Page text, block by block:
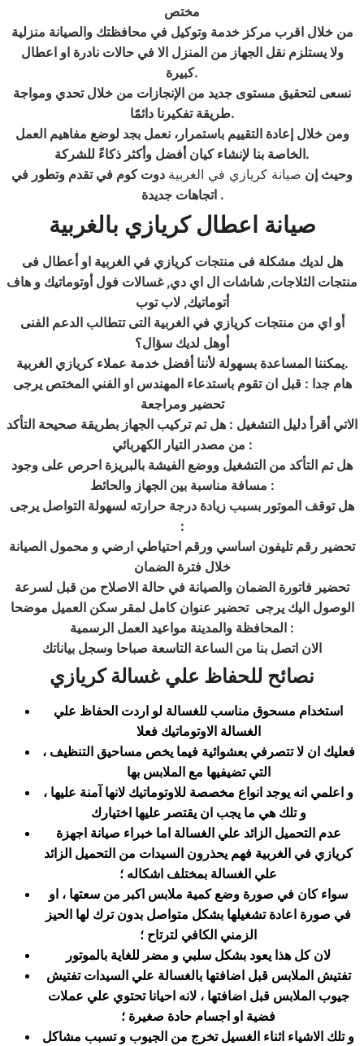
مختص
من خلال اقرب مركز خدمة وتوكيل في محافظتك والصيانة منزلية
ولا يستلزم نقل الجهاز من المنزل الا في حالات نادرة او اعطال
كبيرة.
نسعى لتحقيق مستوى جديد من الإنجازات من خلال تحدي ومواجة
طريقة تفكيرنا دائمًا.
ومن خلال إعادة التقييم باستمرار، نعمل بجد لوضع مفاهيم العمل
الخاصة بنا لإنشاء كيان أفضل وأكثر ذكاءً للشركة.
وحيث إن صيانة كريازي في الغربية دوت كوم في تقدم وتطور في
اتجاهات جديدة .
صيانة اعطال كريازي بالغربية
هل لديك مشكلة فى منتجات كريازي في الغربية او أعطال فى
منتجات الثلاجات, شاشات ال اي دي, غسالات فول أوتوماتيك و هاف
أتوماتيك, لاب توب
أو اي من منتجات كريازي في الغربية التى تتطالب الدعم الفنى
أوهل لديك سؤال؟
يمكننا المساعدة بسهولة لأننا أفضل خدمة عملاء كريازي الغربية.
هام جدا : قبل ان تقوم باستدعاء المهندس او الفني المختص يرجى
تحضير ومراجعة
الاتي أقرأ دليل التشغيل : هل تم تركيب الجهاز بطريقة صحيحة التأكد
من مصدر التيار الكهربائي :
هل تم التأكد من التشغيل ووضع الفيشة بالبريزة احرص على وجود
مسافة مناسبة بين الجهاز والحائط :
هل توقف الموتور بسبب زيادة درجة حرارته لسهولة التواصل يرجى
:
تحضير رقم تليفون اساسي ورقم احتياطي ارضي و محمول الصيانة
خلال فترة الضمان
تحضير فاتورة الضمان والصيانة في حالة الاصلاح من قبل لسرعة
الوصول اليك يرجى تحضير عنوان كامل لمقر سكن العميل موضحا
المحافظة والمدينة مواعيد العمل الرسمية :
الان اتصل بنا من الساعة التاسعة صباحا وسجل بياناتك
نصائح للحفاظ علي غسالةكريازي
استخدام مسحوق مناسب للغسالة لو اردت الحفاظ علي
الغسالة الاوتوماتيك فعلا
، فعليك ان لا تتصرفي بعشوائية فيما يخص مساحيق التنظيف
التي تضيفيها مع الملابس بها
و اعلمي انه يوجد انواع مخصصة للاوتوماتيك لانها آمنة عليها ،
و تلك هي ما يجب ان يقتصر عليها اختيارك
عدم التحميل الزائد علي الغسالة اما خبراء صيانة اجهزة
كريازي في الغربية فهم يحذرون السيدات من التحميل الزائد
علي الغسالة بمختلف اشكاله ؛
سواء كان في صورة وضع كمية ملابس اكبر من سعتها ، او
في صورة اعادة تشغيلها بشكل متواصل بدون ترك لها الحيز
الزمني الكافي لترتاح ؛
لان كل هذا يعود بشكل سلبي و مضر للغاية بالموتور
تفتيش الملابس قبل اضافتها بالغسالة علي السيدات تفتيش
جيوب الملابس قبل اضافتها ، لانه احيانا تحتوي علي عملات
فضية او اجسام حادة صغيرة ؛
و تلك الاشياء اثناء الغسيل تخرج من الجيوب و تسبب مشاكل